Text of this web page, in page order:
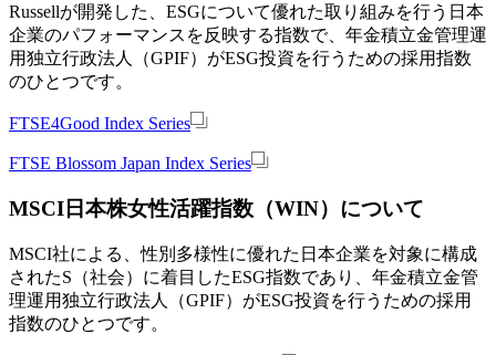
Russellが開発した、ESGについて優れた取り組みを行う日本
企業のパフォーマンスを反映する指数で、年金積立金管理運
用独立行政法人（GPIF）がESG投資を行うための採用指数
のひとつです。
FTSE4Good Index Series
FTSE Blossom Japan Index Series
MSCI日本株女性活躍指数（WIN）について
MSCI社による、性別多様性に優れた日本企業を対象に構成
されたS（社会）に着目したESG指数であり、年金積立金管
理運用独立行政法人（GPIF）がESG投資を行うための採用
指数のひとつです。